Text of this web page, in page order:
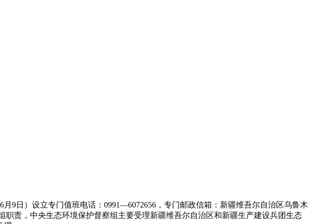
日）设立专门值班电话：0991—6072656，专门邮政信箱：新疆维吾尔自治区乌鲁木
责，中央生态环境保护督察组主要受理新疆维吾尔自治区和新疆生产建设兵团生态